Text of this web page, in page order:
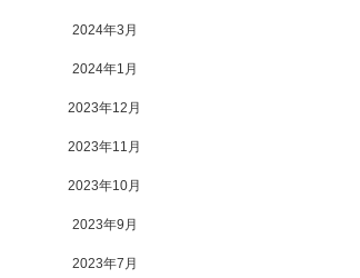
2024年3月
2024年1月
2023年12月
2023年11月
2023年10月
2023年9月
2023年7月